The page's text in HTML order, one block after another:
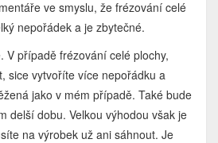
ve smyslu, že frézování celé
nepořádek a je zbytečné.
V případě frézování celé plochy,
sice vytvoříte více nepořádku a
jako v mém případě. Také bude
delší dobu. Velkou výhodou však je
na výrobek už ani sáhnout. Je